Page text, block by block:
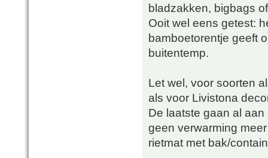
bladzakken, bigbags
Ooit wel eens getest:
bamboetorentje geeft
buitentemp.
Let wel, voor soorten
als voor Livistona
De laatste gaan al
geen verwarming
rietmat met bak/